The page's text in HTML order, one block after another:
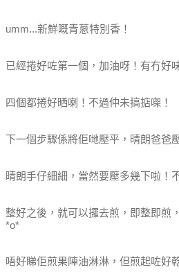
umm...新鮮嘅青蔥特別香！
已經捲好咗第一個，加油呀！有冇好
四個都捲好晒喇！不過仲未搞掂㗎！
下一個步驟係將佢哋壓平，晴朗爸爸
晴朗手仔細細，當然要壓多幾下啦！
整好之後，就可以攞去煎，即整即煎
*o*
唔好睇佢煎果陣油淋淋，但煎起咗好